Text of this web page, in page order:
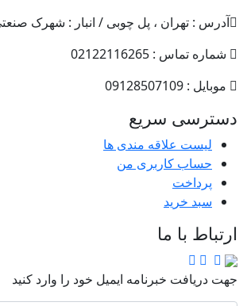
آدرس : تهران ، پل چوبی / انبار : شهرک
شماره تماس : 02122116265
موبایل : 09128507109
دسترسی سریع
لیست علاقه مندی ها
حساب کاربری من
پرداخت
سبد خرید
ارتباط با ما
جهت دریافت خبرنامه ایمیل خود را وارد کنید